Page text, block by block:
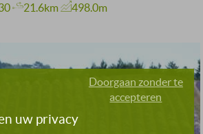
21.6km 498.0m
Doorgaan zonder te
accepteren
uw privacy